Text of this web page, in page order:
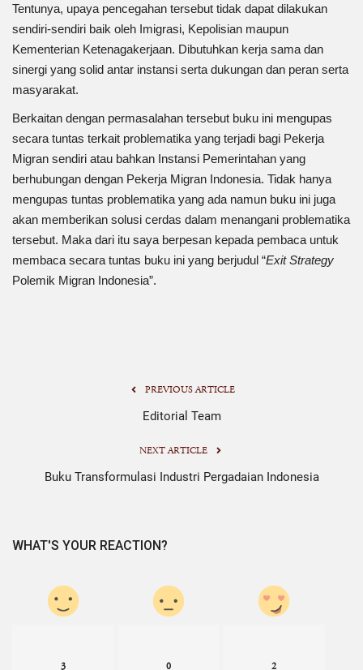
Tentunya, upaya pencegahan tersebut tidak dapat dilakukan
sendiri-sendiri baik oleh Imigrasi, Kepolisian maupun
Kementerian Ketenagakerjaan. Dibutuhkan kerja sama dan
sinergi yang solid antar instansi serta dukungan dan peran serta
masyarakat.
Berkaitan dengan permasalahan tersebut buku ini mengupas
secara tuntas terkait problematika yang terjadi bagi Pekerja
Migran sendiri atau bahkan Instansi Pemerintahan yang
berhubungan dengan Pekerja Migran Indonesia. Tidak hanya
mengupas tuntas problematika yang ada namun buku ini juga
akan memberikan solusi cerdas dalam menangani problematika
tersebut. Maka dari itu saya berpesan kepada pembaca untuk
membaca secara tuntas buku ini yang berjudul “Exit Strategy
Polemik Migran Indonesia”.
PREVIOUS ARTICLE
Editorial Team
NEXT ARTICLE
Buku Transformulasi Industri Pergadaian Indonesia
WHAT'S YOUR REACTION?
3 0 2